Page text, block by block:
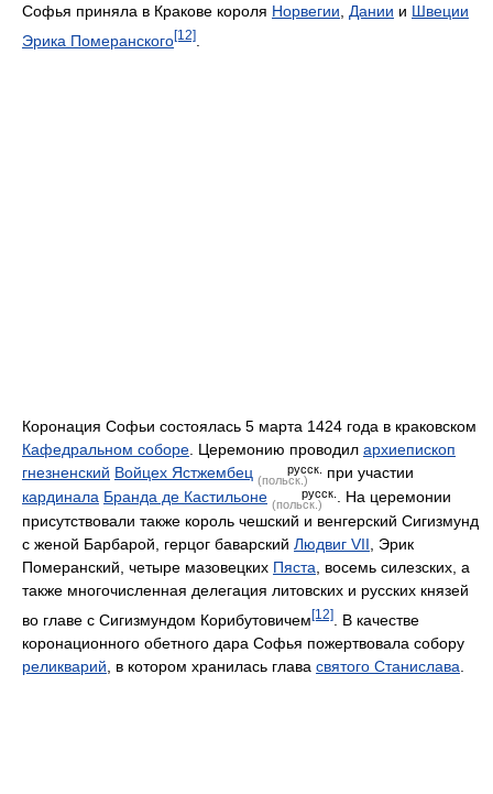
Софья приняла в Кракове короля Норвегии Дании и Швеции
Эрика Померанского[12]
Коронация Софьи состоялась 5 марта 1424 года в краковском
Кафедральном соборе. Церемонию проводил архиепископ
гнезненский Войцех Ястжембец (польск.)
русск.
при участии
кардинала Бранда де Кастильоне (польск.)
русск. . На церемонии
присутствовали также король чешский и венгерский Сигизмунд
с женой Барбарой, герцог баварский Людвиг VII, Эрик
Померанский, четыре мазовецких Пяста, восемь силезских, а
также многочисленная делегация литовских и русских князей
во главе с Сигизмундом Корибутовичем [12]
. В качестве
коронационного обетного дара Софья пожертвовала собору
реликварий , в котором хранилась глава святого Станислава